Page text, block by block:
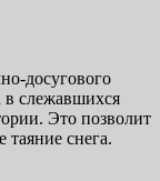
досугового
в слежавшихся
Это позволит
таяние снега.